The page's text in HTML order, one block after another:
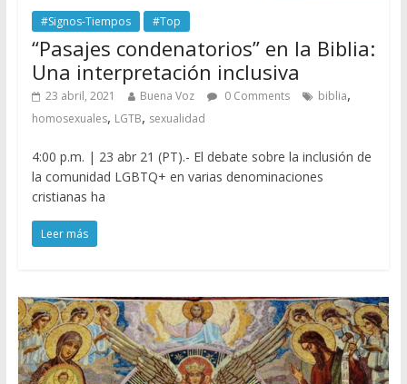
#Signos-Tiempos #Top
“Pasajes condenatorios” en la Biblia:
Una interpretación inclusiva
23 abril, 2021 Buena Voz 0 Comments biblia,
homosexuales, LGTB, sexualidad
4:00 p.m. | 23 abr 21 (PT).- El debate sobre la inclusión de
la comunidad LGBTQ+ en varias denominaciones
cristianas ha
Leer más